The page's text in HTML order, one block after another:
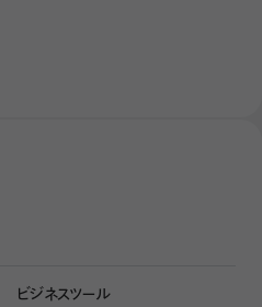
す。朝に余白がないと、昼も
ろ倒しになり、残業が常態化
ビジネスツール